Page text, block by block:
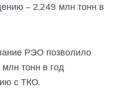
– 2,249 млн тонн в
РЭО позволило
тонн в год
с ТКО.